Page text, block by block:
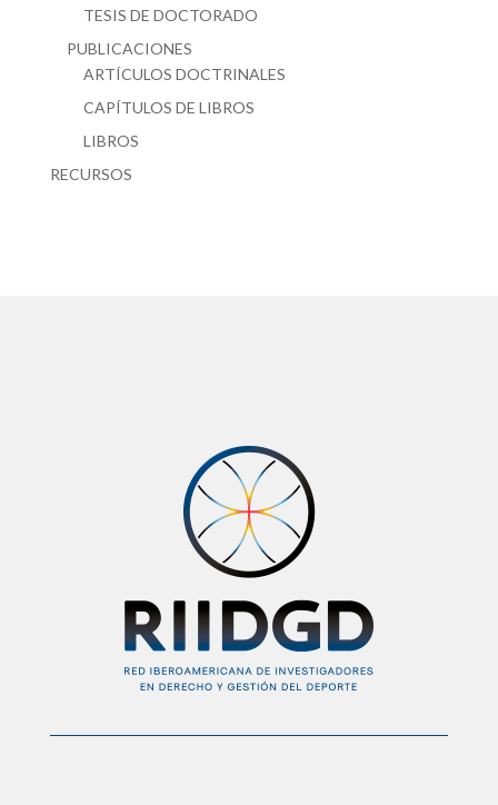
TESIS DE DOCTORADO
PUBLICACIONES
ARTÍCULOS DOCTRINALES
CAPÍTULOS DE LIBROS
LIBROS
RECURSOS